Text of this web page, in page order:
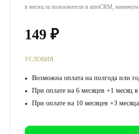
в месяц за пользователя в amoCRM, минимум
149 ₽
УСЛОВИЯ
Возможна оплата на полгода или
При оплате на 6 месяцев +1 месяц
При оплате на 10 месяцев +3